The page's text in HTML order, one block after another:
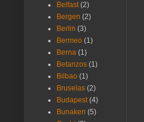
Belfast (2)
Bergen (2)
Berlin (3)
Bermeo (1)
Berna (1)
Betanzos (1)
Bilbao (1)
Bruselas (2)
Budapest (4)
Bunaken (5)